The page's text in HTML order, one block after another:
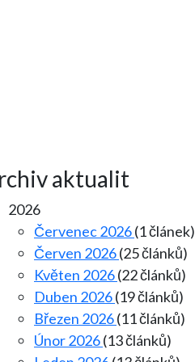
aktualit
2026
Červenec 2026(1 článek)
Červen 2026(25 článků)
Květen 2026(22 článků)
Duben 2026(19 článků)
Březen 2026(11 článků)
Únor 2026(13 článků)